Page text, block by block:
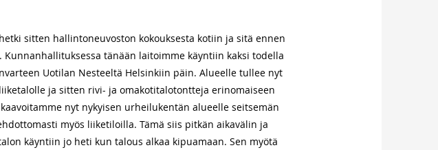
sitten hallintoneuvoston kokouksesta kotiin ja sitä ennen
tänään laitoimme käyntiin kaksi todella
Uotilan Nesteeltä Helsinkiin päin. Alueelle tullee nyt
ja sitten rivi- ja omakotitalotontteja erinomaiseen
nyt nykyisen urheilukentän alueelle seitsemän
myös liiketiloilla. Tämä siis pitkän aikavälin ja
käyntiin jo heti kun talous alkaa kipuamaan. Sen myötä